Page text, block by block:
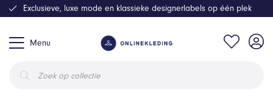
Menu
zoeken
Exclusieve, luxe mode en klassieke designerlabels op één plek